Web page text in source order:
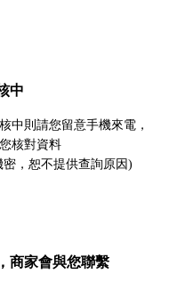
中
中則請您留意手機來電，
核對資料
，恕不提供查詢原因)
商家會與您聯繫